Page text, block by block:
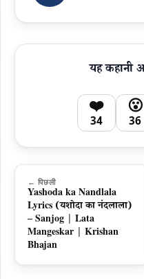
यह कहानी
❤️
34
😮
36
← पिछली
Yashoda ka Nandlala
Lyrics (यशोदा का नंदलाला)
– Sanjog | Lata
Mangeskar | Krishan
Bhajan